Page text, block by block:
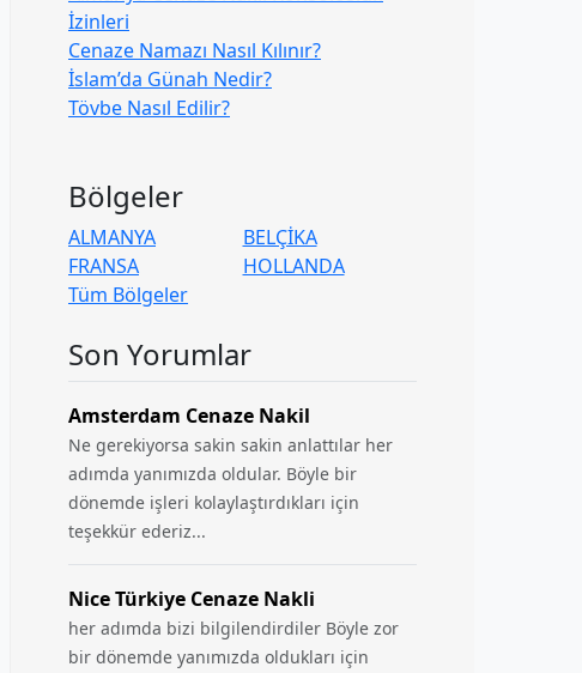
İzinleri
Cenaze Namazı Nasıl Kılınır?
İslam’da Günah Nedir?
Tövbe Nasıl Edilir?
Bölgeler
ALMANYA
BELÇİKA
FRANSA
HOLLANDA
Tüm Bölgeler
Son Yorumlar
Amsterdam Cenaze Nakil
Ne gerekiyorsa sakin sakin anlattılar her
adımda yanımızda oldular. Böyle bir
dönemde işleri kolaylaştırdıkları için
teşekkür ederiz...
Nice Türkiye Cenaze Nakli
her adımda bizi bilgilendirdiler Böyle zor
bir dönemde yanımızda oldukları için